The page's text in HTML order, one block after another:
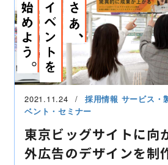
2021.11.24 採用情報 サービス・
ベント・セミナー
東京ビッグサイトに向
外広告のデザインを制